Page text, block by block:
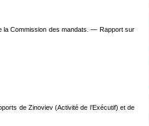
la Commission des mandats. — Rapport sur
de Zinoviev (Activité de l’Exécutif) et de